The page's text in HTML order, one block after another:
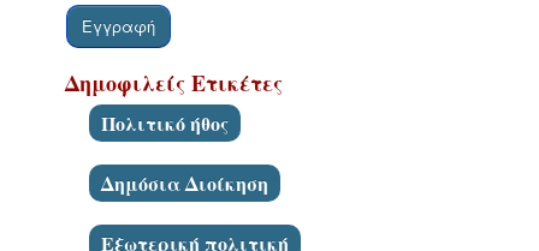
Δημοφιλείς Ετικέτες
Πολιτικό ήθος
Δημόσια Διοίκηση
Εξωτερική πολιτική